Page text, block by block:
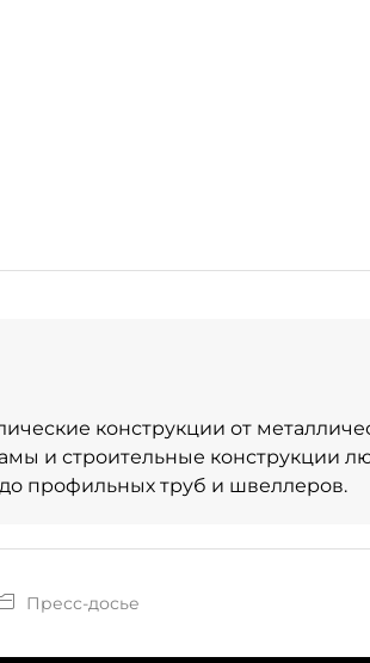
конструкции от
и строительные конструкции
профильных труб и швеллеров.
Пресс-досье